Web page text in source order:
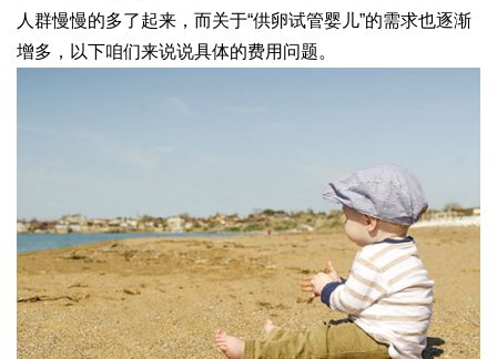
人群慢慢的多了起来，而关于“供卵试管婴儿”的需求也逐渐
增多，以下咱们来说说具体的费用问题。